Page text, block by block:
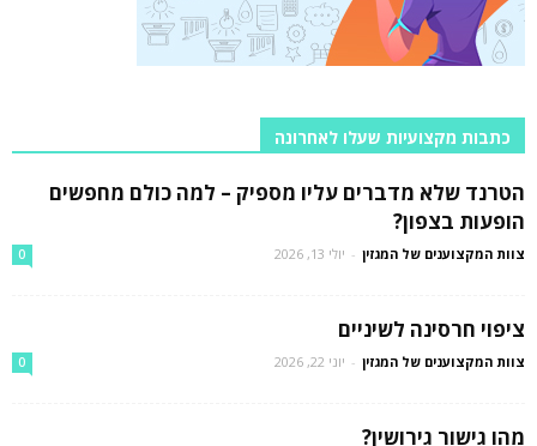
כתבות מקצועיות שעלו לאחרונה
הטרנד שלא מדברים עליו מספיק – למה כולם מחפשים
הופעות בצפון?
צוות המקצוענים של המגזין - יולי 13, 2026 0
ציפוי חרסינה לשיניים
צוות המקצוענים של המגזין - יוני 22, 2026 0
מהו גישור גירושין?